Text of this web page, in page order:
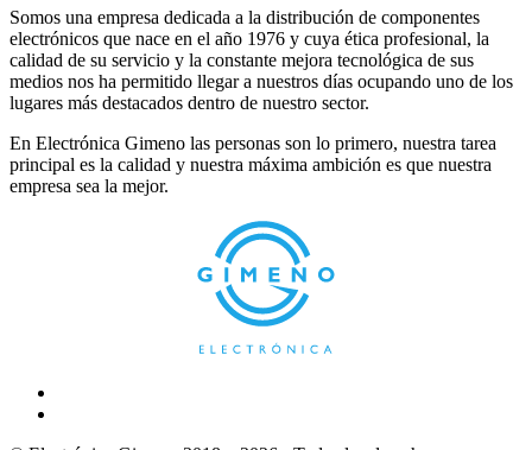
Somos una empresa dedicada a la distribución de componentes
electrónicos que nace en el año 1976 y cuya ética profesional, la
calidad de su servicio y la constante mejora tecnológica de sus
medios nos ha permitido llegar a nuestros días ocupando uno de los
lugares más destacados dentro de nuestro sector.
En Electrónica Gimeno las personas son lo primero, nuestra tarea
principal es la calidad y nuestra máxima ambición es que nuestra
empresa sea la mejor.